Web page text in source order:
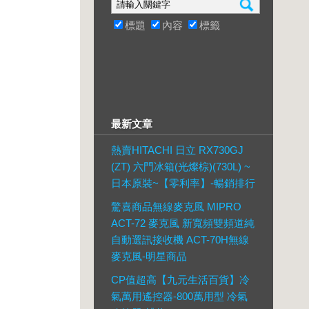
標題 內容 標籤
最新文章
熱賣HITACHI 日立 RX730GJ
(ZT) 六門冰箱(光燦棕)(730L) ~
日本原裝~【零利率】-暢銷排行
驚喜商品無線麥克風 MIPRO
ACT-72 麥克風 新寬頻雙頻道純
自動選訊接收機 ACT-70H無線
麥克風-明星商品
CP值超高【九元生活百貨】冷
氣萬用遙控器-800萬用型 冷氣